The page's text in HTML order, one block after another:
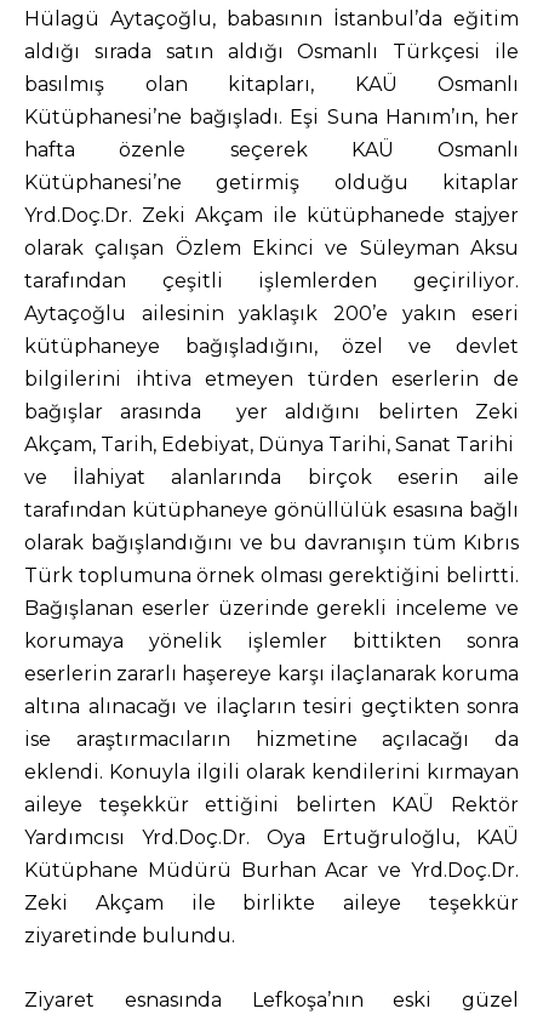
Hülagü Aytaçoğlu, babasının İstanbul’da eğitim
aldığı sırada satın aldığı Osmanlı Türkçesi ile
basılmış olan kitapları, KAÜ Osmanlı
Kütüphanesi’ne bağışladı. Eşi Suna Hanım’ın, her
hafta özenle seçerek KAÜ Osmanlı
Kütüphanesi’ne getirmiş olduğu kitaplar
Yrd.Doç.Dr. Zeki Akçam ile kütüphanede stajyer
olarak çalışan Özlem Ekinci ve Süleyman Aksu
tarafından çeşitli işlemlerden geçiriliyor.
Aytaçoğlu ailesinin yaklaşık 200’e yakın eseri
kütüphaneye bağışladığını, özel ve devlet
bilgilerini ihtiva etmeyen türden eserlerin de
bağışlar arasında yer aldığını belirten Zeki
Akçam, Tarih, Edebiyat, Dünya Tarihi, Sanat Tarihi
ve İlahiyat alanlarında birçok eserin aile
tarafından kütüphaneye gönüllülük esasına bağlı
olarak bağışlandığını ve bu davranışın tüm Kıbrıs
Türk toplumuna örnek olması gerektiğini belirtti.
Bağışlanan eserler üzerinde gerekli inceleme ve
korumaya yönelik işlemler bittikten sonra
eserlerin zararlı haşereye karşı ilaçlanarak koruma
altına alınacağı ve ilaçların tesiri geçtikten sonra
ise araştırmacıların hizmetine açılacağı da
eklendi. Konuyla ilgili olarak kendilerini kırmayan
aileye teşekkür ettiğini belirten KAÜ Rektör
Yardımcısı Yrd.Doç.Dr. Oya Ertuğruloğlu, KAÜ
Kütüphane Müdürü Burhan Acar ve Yrd.Doç.Dr.
Zeki Akçam ile birlikte aileye teşekkür
ziyaretinde bulundu.
Ziyaret esnasında Lefkoşa’nın eski güzel